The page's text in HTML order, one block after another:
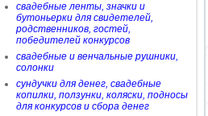
свадебные ленты, значки и
бутоньерки для свидетелей,
родственников, гостей,
победителей конкурсов
свадебные и венчальные рушники,
солонки
сундучки для денег, свадебные
копилки, ползунки, коляски, подносы
для конкурсов и сбора денег